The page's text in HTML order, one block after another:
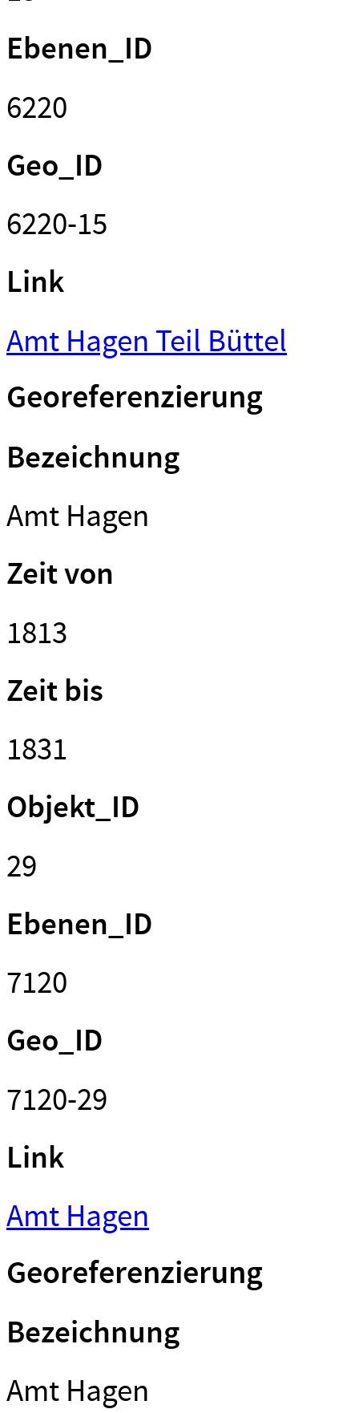
Ebenen_ID
6220
Geo_ID
6220-15
Link
Amt Hagen Teil Büttel
Georeferenzierung
Bezeichnung
Amt Hagen
Zeit von
1813
Zeit bis
1831
Objekt_ID
29
Ebenen_ID
7120
Geo_ID
7120-29
Link
Amt Hagen
Georeferenzierung
Bezeichnung
Amt Hagen